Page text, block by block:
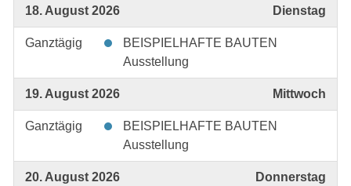
18. August 2026 Dienstag
Ganztägig
BEISPIELHAFTE BAUTEN
Ausstellung
19. August 2026 Mittwoch
Ganztägig
BEISPIELHAFTE BAUTEN
Ausstellung
20. August 2026 Donnerstag